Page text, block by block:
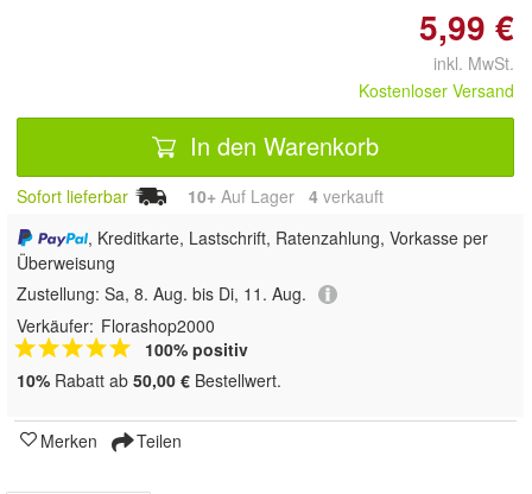
5,99 €
inkl. MwSt.
Kostenloser Versand
In den Warenkorb
Sofort lieferbar 10+ Auf Lager 4 verkauft
, Kreditkarte, Lastschrift, Ratenzahlung, Vorkasse per
Überweisung
Zustellung: Sa, 8. Aug. bis Di, 11. Aug.
Verkäufer: Florashop2000
100% positiv
10% Rabatt ab 50,00 € Bestellwert.
Merken Teilen